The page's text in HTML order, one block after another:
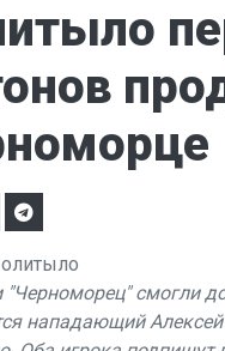
"Черноморец" смогли
нападающий